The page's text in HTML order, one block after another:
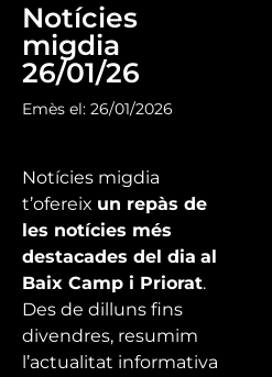
Notícies
migdia
26/01/26
Emès el: 26/01/2026
Notícies migdia
t’ofereix un repàs de
les notícies més
destacades del dia al
Baix Camp i Priorat.
Des de dilluns fins
divendres, resumim
l’actualitat informativa